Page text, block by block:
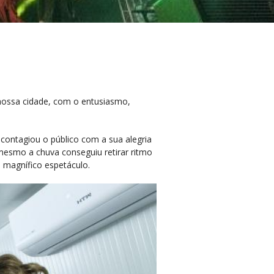
cidade, com o entusiasmo,
o público com a sua alegria
a chuva conseguiu retirar ritmo
espetáculo.